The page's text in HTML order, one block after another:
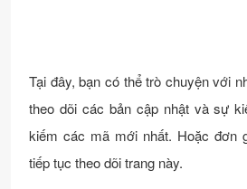
Tại đây, bạn có thể trò chuyện với
theo dõi các bản cập nhật và sự
kiếm các mã mới nhất. Hoặc đơn
tiếp tục theo dõi trang này.